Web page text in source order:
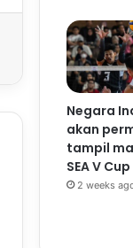
Negara
akan
tampil
SEA V
2 weeks